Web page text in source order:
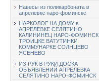
Навесы из поликарбоната в
апрелевке наро-фоминске
НАРКОЛОГ НА ДОМУ в
АПРЕЛЕВКЕ СЕЛЯТИНО
КАЛИНИНЕЦ НАРО-ФОМИНСК
ТРОИЦКЕ ВАТУТИНКИ
КОММУНАРКЕ СОЛНЦЕВО
ЯСЕНЕВО
ИЗ РУК В РУКИ ДОСКА
ОБЪЯВЛЕНИЙ АПРЕЛЕВКА
СЕЛЯТИНО НАРО-ФОМИНСК